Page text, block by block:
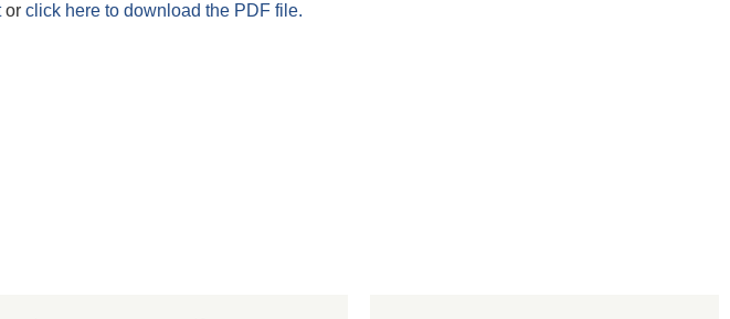
or click here to download the PDF file.